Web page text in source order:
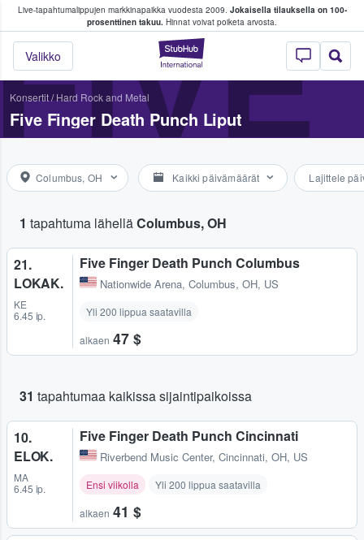
Live-tapahtumalippujen markkinapaikka vuodesta 2009. Jokaisella tilauksella on 100-
prosenttinen takuu. Hinnat voivat poiketa arvosta.
StubHub -
Valikko
fanit ostavat ja myyvät lippuja
Konsertit/ Hard Rock and Metal
Five Finger Death Punch Liput
Columbus, OH Kaikki päivämäärät Lajittele
1 tapahtuma lähelläColumbus, OH
21.
LOKAK.
KE
6.45 ip.
Five Finger Death Punch Columbus
Nationwide Arena, Columbus, OH, US
Yli 200 lippua saatavilla
alkaen 47 $
31 tapahtumaa kaikissa sijaintipaikoissa
10.
ELOK.
MA
6.45 ip.
Five Finger Death Punch Cincinnati
Riverbend Music Center, Cincinnati, OH, US
Ensi viikolla Yli 200 lippua saatavilla
alkaen 41 $